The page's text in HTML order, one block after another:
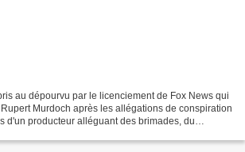
au dépourvu par le licenciement de Fox News qui
Murdoch après les allégations de conspiration
d'un producteur alléguant des brimades, du